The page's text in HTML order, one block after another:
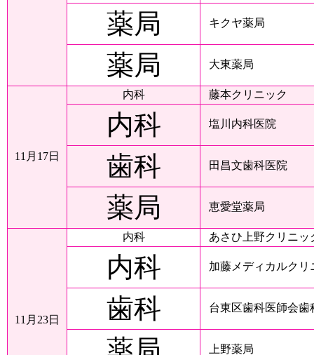
薬局 キクヤ薬局
薬局 大東薬局
11月17日
内科 藤本クリニック
内科 塩川内科医院
歯科 田昌文歯科医院
薬局 恵愛堂薬局
11月23日
内科 あさひ上野クリニッ
内科 加藤メディカルクリ
歯科 台東区歯科医師会歯
上野薬局